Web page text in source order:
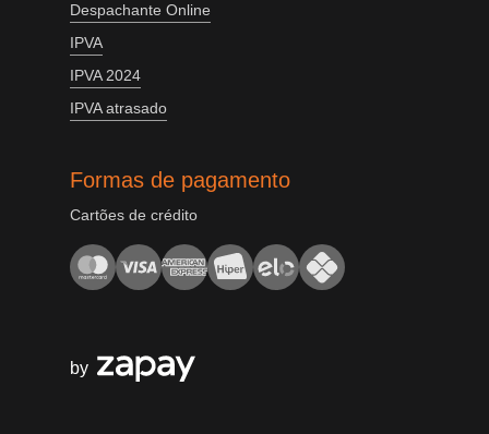
Despachante Online
IPVA
IPVA 2024
IPVA atrasado
Formas de pagamento
Cartões de crédito
by